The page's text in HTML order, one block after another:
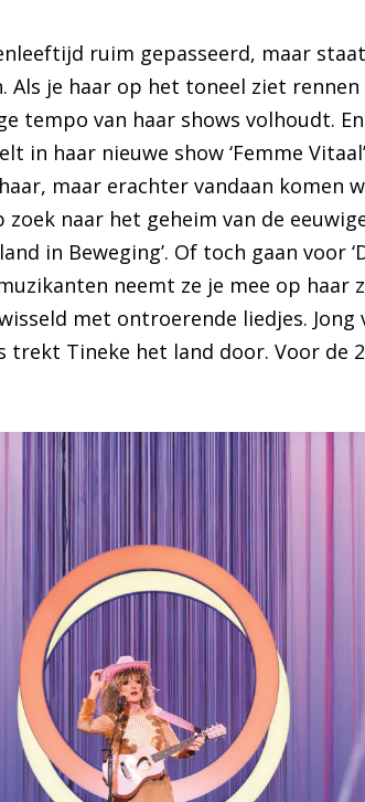
ruim gepasseerd, maar
Als je haar op het toneel ziet rennen
tempo van haar shows volhoudt.
in haar nieuwe show ‘Femme
maar erachter vandaan komen
naar het geheim van de
in Beweging’. Of toch gaan voor
neemt ze je mee op haar
met ontroerende liedjes. Jong
trekt Tineke het land door. Voor de